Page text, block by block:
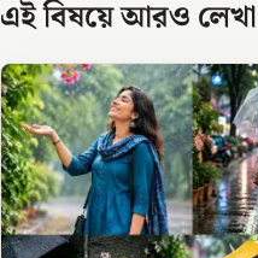
এই বিষয়ে আরও লেখা